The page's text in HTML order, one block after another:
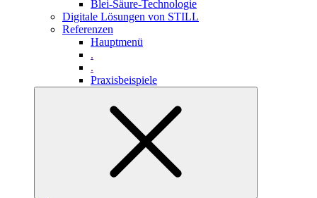
Blei-Säure-Technologie
Digitale Lösungen von STILL
Referenzen
Hauptmenü
.
.
Praxisbeispiele